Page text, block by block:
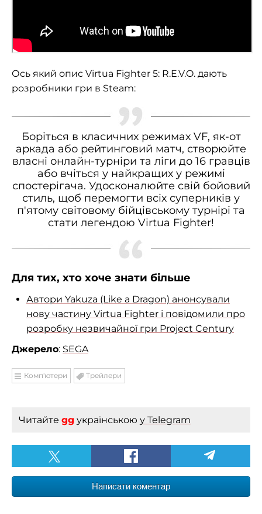
Ось який опис Virtua Fighter 5: R.E.V.O. дають
розробники гри в Steam:
Боріться в класичних режимах VF, як-от
аркада або рейтинговий матч, створюйте
власні онлайн-турніри та ліги до 16 гравців
або вчіться у найкращих у режимі
спостерігача. Удосконалюйте свій бойовий
стиль, щоб перемогти всіх суперників у
п'ятому світовому бійцівському турнірі та
стати легендою Virtua Fighter!
Для тих, хто хоче знати більше
Автори Yakuza (Like a Dragon) анонсували
нову частину Virtua Fighter і повідомили про
розробку незвичайної гри Project Century
Джерело: SEGA
Комп'ютери Трейлери
Читайте gg українською у Telegram
Написати коментар